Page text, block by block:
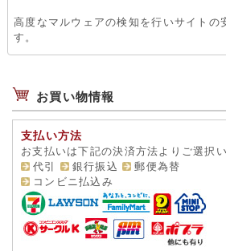
高度なマルウェアの検知を行いサイトの
す。
お買い物情報
支払い方法
お支払いは下記の決済方法よりご選択
代引
銀行振込
郵便為替
コンビニ払込み